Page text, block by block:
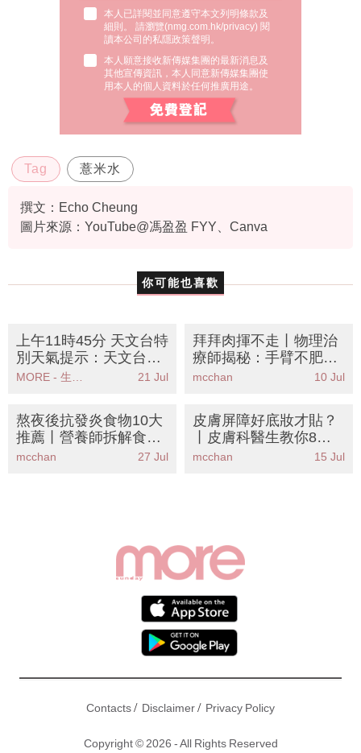
本人已詳閱並同意遵守本文列明條款及
細則。 請瀏覽(nmg.com.hk/privacy) 閱
讀本公司的私隱政策聲明。
本人願意接收新傳媒集團的最新消息及
其他宣傳資訊，本人同意新傳媒集團使
用本人的個人資料於任何推廣用途。
Tag 薏米水
撰文：Echo Cheung
圖片來源：YouTube@馮盈盈 FYY、Canva
你可能也喜歡
上午11時45分 天文台特
別天氣提示：天文台發
出特別天氣提示雷雨區
21 Jul
拜拜肉揮不走丨物理治
療師揭秘：手臂不肥但
有拜拜肉全因肩胛無
mcchan 10 Jul
熬夜後抗發炎食物10大
推薦丨營養師拆解食法
禁忌
mcchan 27 Jul
皮膚屏障好底妝才貼？
丨皮膚科醫生教你8大
妝前修復攻略 告別浮粉
mcchan 15 Jul
Contacts/ Disclaimer/ Privacy Policy
Copyright © 2026 - All Rights Reserved